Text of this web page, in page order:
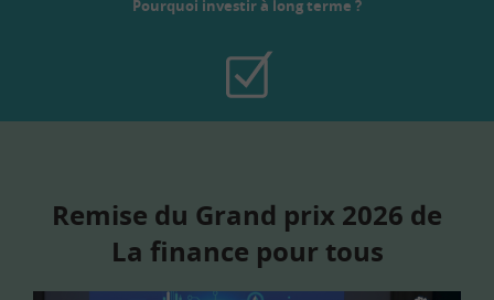
Pourquoi investir à long terme ?
Remise du Grand prix 2026 de
La finance pour tous